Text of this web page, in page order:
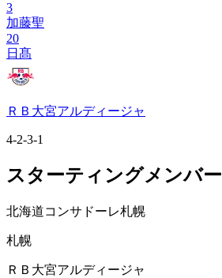
3
加藤聖
20
日髙
ＲＢ大宮アルディージャ
4-2-3-1
スターティングメンバー
北海道コンサドーレ札幌
札幌
ＲＢ大宮アルディージャ